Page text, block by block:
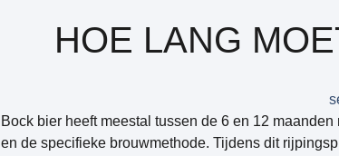
HOE LANG
Bock bier heeft meestal tussen de 6 en 12
en de specifieke brouwmethode. Tijdens dit